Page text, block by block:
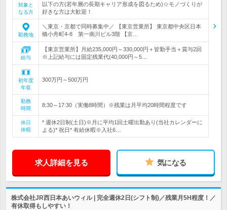
対象と
なる方
以下の方(若年層の長期キャリア形成を図るため)☆モノづくりが
好きな方は大歓迎！
勤務地
＼東京・京都で同時募集中／ 【東京営業所】 東京都中央区日本
橋小舟町4-8 第一南川ビル3階 【京…
給与
【東京営業所】月給235,000円～330,000円＋皆勤手当＋賞与2回
※上記給与には固定残業代(40,000円～5…
初年度
年収
300万円～500万円
勤務
時間
8:30～17:30（実働8時間）※残業は月平均20時間程度です
休日
休暇
* 週休2日制(土日)※月に平均1回土曜出勤あり(当社カレンダーに
よる)* 祝日* 有給休暇※入社6…
求人詳細を見る 気になる
株式会社JR西日本あいウィル | 完全週休2日(シフト制)／残業月5H程度！／
有休取得もしやすい！